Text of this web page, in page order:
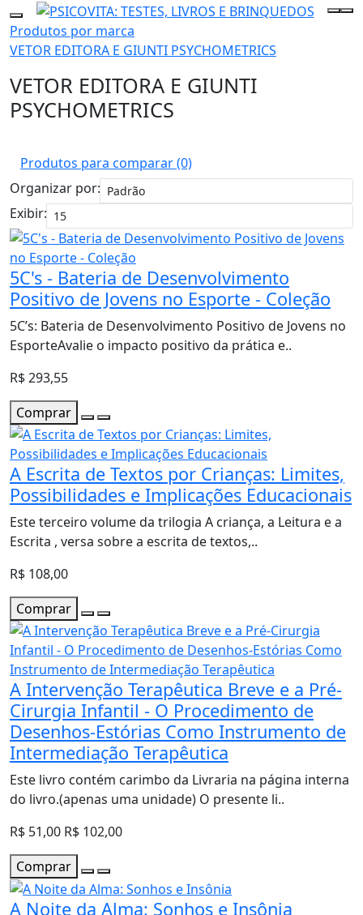
Produtos por marca
VETOR EDITORA E GIUNTI PSYCHOMETRICS
VETOR EDITORA E GIUNTI
PSYCHOMETRICS
Produtos para comparar (0)
Organizar por:
Exibir:
5C's - Bateria de Desenvolvimento
Positivo de Jovens no Esporte - Coleção
5C’s: Bateria de Desenvolvimento Positivo de Jovens no
EsporteAvalie o impacto positivo da prática e..
R$ 293,55
Comprar
A Escrita de Textos por Crianças: Limites,
Possibilidades e Implicações Educacionais
Este terceiro volume da trilogia A criança, a Leitura e a
Escrita , versa sobre a escrita de textos,..
R$ 108,00
Comprar
A Intervenção Terapêutica Breve e a Pré-
Cirurgia Infantil - O Procedimento de
Desenhos-Estórias Como Instrumento de
Intermediação Terapêutica
Este livro contém carimbo da Livraria na página interna
do livro.(apenas uma unidade) O presente li..
R$ 51,00 R$ 102,00
Comprar
A Noite da Alma: Sonhos e Insônia